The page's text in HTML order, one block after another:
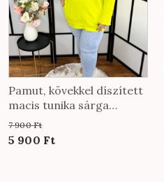
Pamut, kövekkel díszített
macis tunika sárga
színben
7 900Ft
Original
5 900 FtCurrent